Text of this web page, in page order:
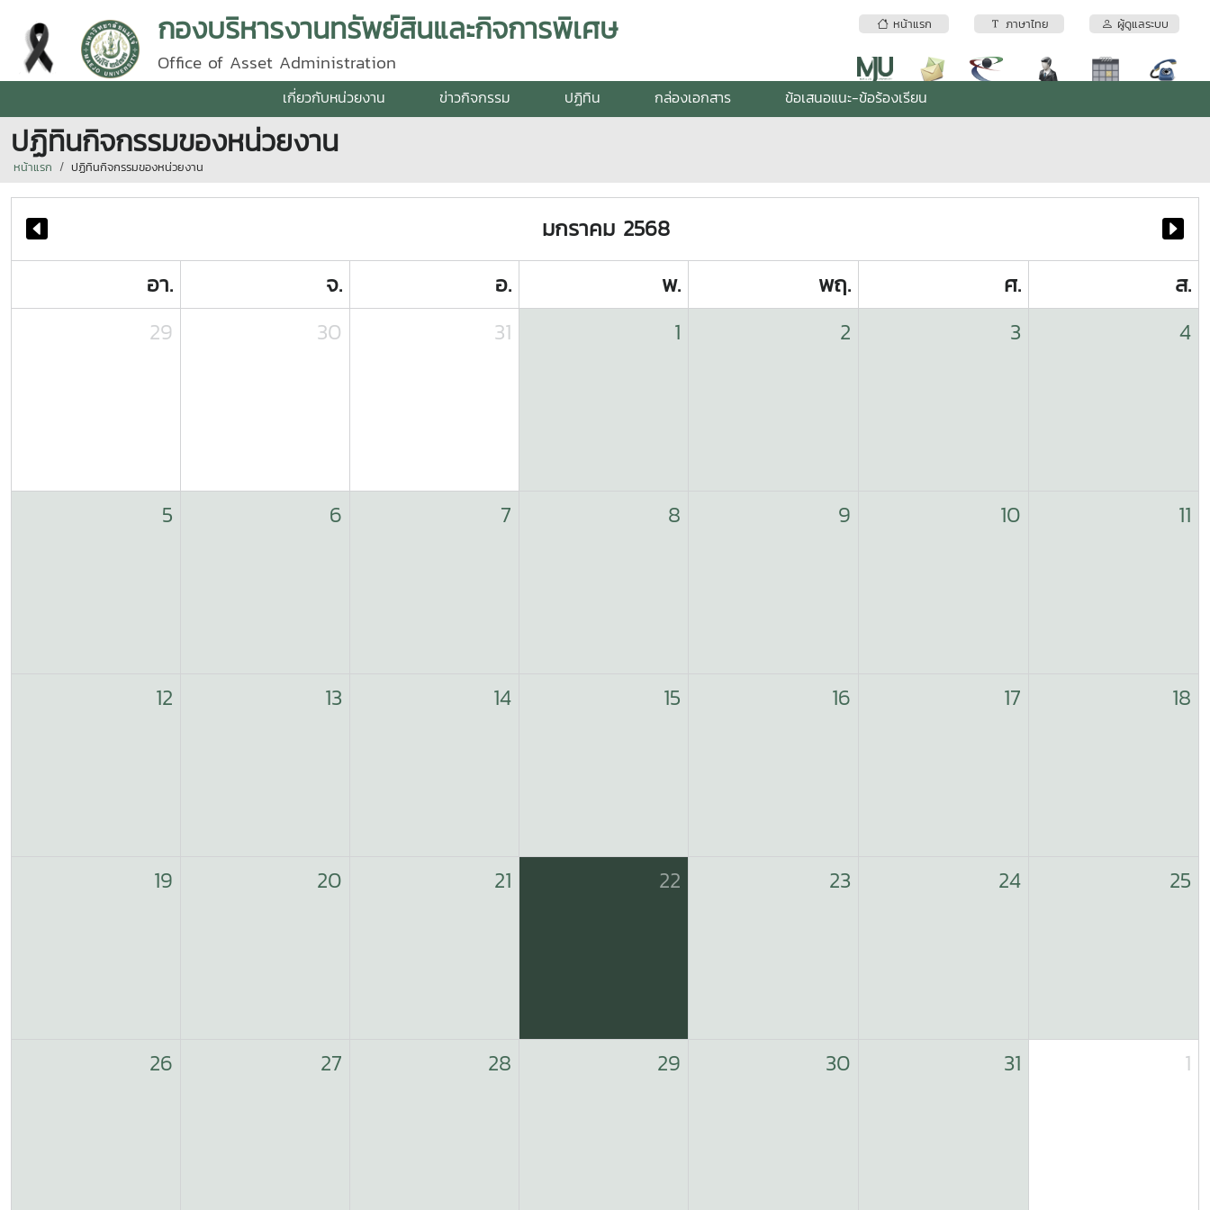
หน้าแรก ภาษาไทย ผู้ดูแลระบบ
กองบริหารงานทรัพย์สินและกิจการพิเศษ
Office of Asset Administration
เกี่ยวกับหน่วยงาน ข่าวกิจกรรม ปฏิทิน กล่องเอกสาร ข้อเสนอแนะ-ข้อร้องเรียน
ปฏิทินกิจกรรมของหน่วยงาน
หน้าแรก ปฏิทินกิจกรรมของหน่วยงาน
มกราคม 2568
อา.
จ. อ. พ. พฤ. ศ.
ส.
29
30 31 1 2 3 4
5 6 7 8 9 10 11
12 13 14 15 16 17 18
19 20 21 22 23 24 25
26 27 28 29 30 31 1